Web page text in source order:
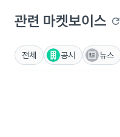
관련 마켓보이스 refresh
전체 공시 뉴스